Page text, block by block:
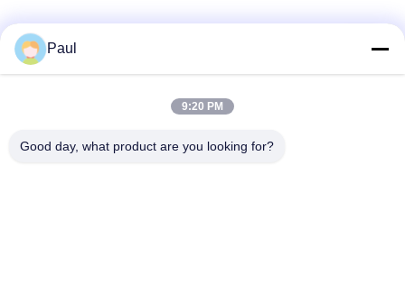
Λαϊκή κατηγορία
Σκληραίνοντας
Paul
9:20 PM
Good day, what product are you looking for?